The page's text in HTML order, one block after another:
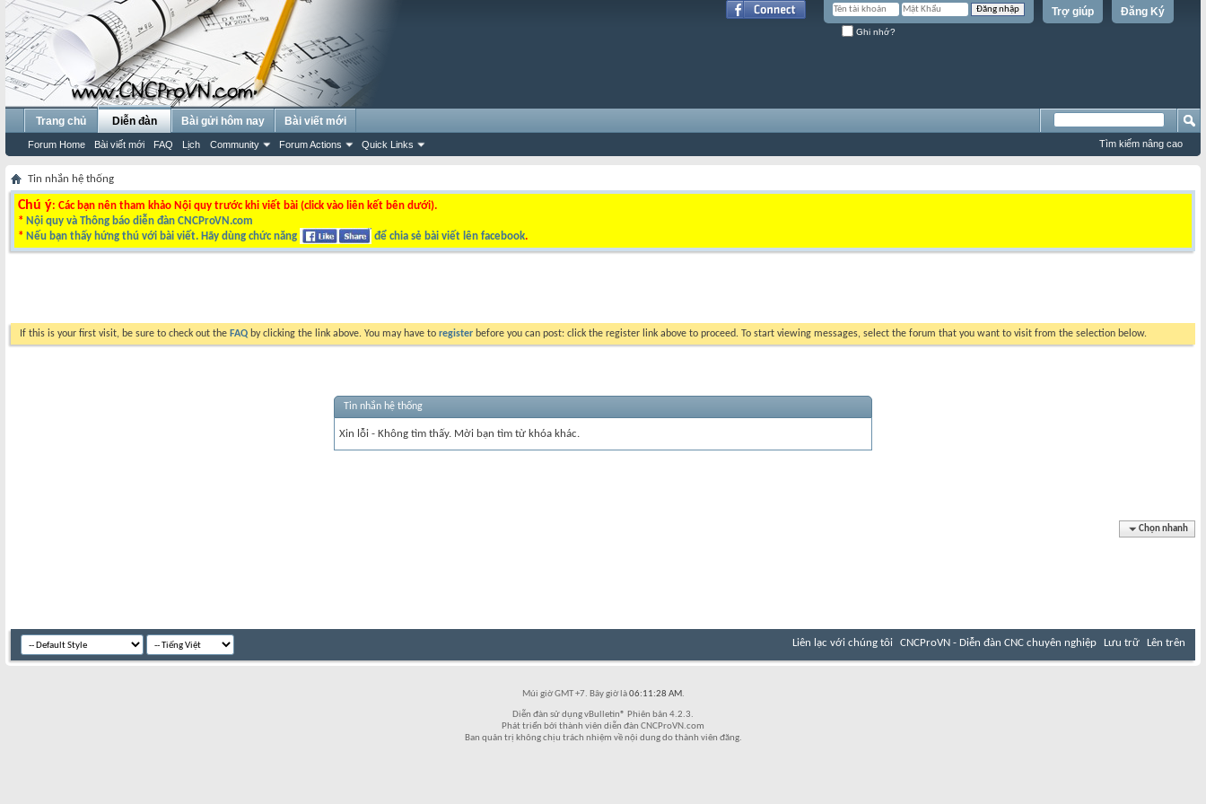
Đăng Ký
Trợ giúp
Ghi nhớ?
Trang chủ Diễn đàn
Forum Home Bài viết mới FAQ Lịch Community Forum Actions Quick Links
Bài gửi hôm nay Bài viết mới
Tìm kiếm nâng cao
Tin nhắn hệ thống
Chú ý: Các bạn nên tham khảo Nội quy trước khi viết bài (click vào liên kết bên dưới).
* Nội quy và Thông báo diễn đàn CNCProVN.com
* Nếu bạn thấy hứng thú với bài viết. Hãy dùng chức năng để chia sẻ bài viết lên facebook.
If this is your first visit, be sure to check out the FAQ by clicking the link above. You may have to register before you can post: click the register link above to proceed. To start viewing messages, select the forum that you want to visit from the selection below.
Tin nhắn hệ thống
Xin lỗi - Không tìm thấy. Mời bạn tìm từ khóa khác.
Chọn nhanh
Liên lạc với chúng tôi CNCProVN - Diễn đàn CNC chuyên nghiệp Lưu trữ Lên trên
Múi giờ GMT +7. Bây giờ là06:11:28 AM.
Diễn đàn sử dụng vBulletin® Phiên bản 4.2.3.
Phát triển bởi thành viên diễn đàn CNCProVN.com
Ban quản trị không chịu trách nhiệm về nội dung do thành viên đăng.